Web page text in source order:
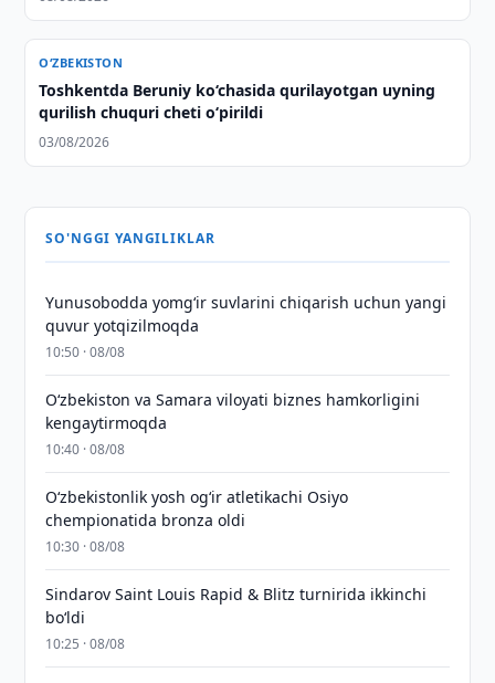
O‘ZBEKISTON
Toshkentda Beruniy ko‘chasida qurilayotgan uyning
qurilish chuquri cheti o‘pirildi
03/08/2026
SO'NGGI YANGILIKLAR
Yunusobodda yomg‘ir suvlarini chiqarish uchun yangi
quvur yotqizilmoqda
10:50 · 08/08
Oʻzbekiston va Samara viloyati biznes hamkorligini
kengaytirmoqda
10:40 · 08/08
O‘zbekistonlik yosh og‘ir atletikachi Osiyo
chempionatida bronza oldi
10:30 · 08/08
Sindarov Saint Louis Rapid & Blitz turnirida ikkinchi
bo‘ldi
10:25 · 08/08